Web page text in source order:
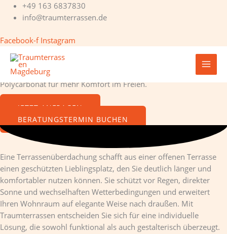
Zum
Inhalt
+49 163 6837830
info@traumterrassen.de
Facebook-f Instagram
Terrassenüberdachungen nach Maß für stilvolle und geschützte
Außenbereiche
Individuelle Überdachungen aus Aluminium, Glas oder
Polycarbonat für mehr Komfort im Freien.
JETZT ANFRAGEN
BERATUNGSTERMIN BUCHEN
Eine Terrassenüberdachung schafft aus einer offenen Terrasse
einen geschützten Lieblingsplatz, den Sie deutlich länger und
komfortabler nutzen können. Sie schützt vor Regen, direkter
Sonne und wechselhaften Wetterbedingungen und erweitert
Ihren Wohnraum auf elegante Weise nach draußen. Mit
Traumterrassen entscheiden Sie sich für eine individuelle
Lösung, die sowohl funktional als auch gestalterisch überzeugt.